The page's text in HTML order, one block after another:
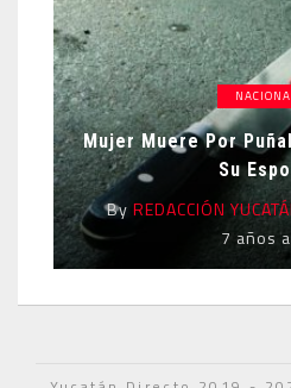
Mujer Muere Por
Su
By REDACCIÓN
7 años